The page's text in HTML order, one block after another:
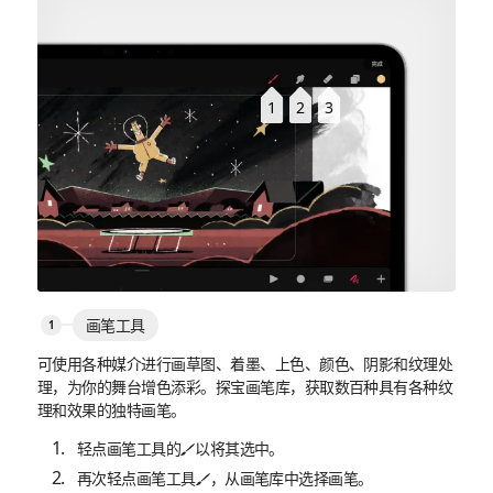
1 2 3
画笔工具
可使用各种媒介进行画草图、着墨、上色、颜色、阴影和纹理处
理，为你的舞台增色添彩。探宝画笔库，获取数百种具有各种纹
理和效果的独特画笔。
轻点画笔工具的
以将其选中。
再次轻点画笔工具
，从画笔库中选择画笔。